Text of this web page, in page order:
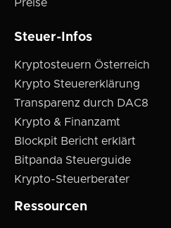
Preise
Steuer-Infos
Kryptosteuern Österreich
Krypto Steuererklärung
Transparenz durch DAC8
Krypto & Finanzamt
Blockpit Bericht erklärt
Bitpanda Steuerguide
Krypto-Steuerberater
Ressourcen